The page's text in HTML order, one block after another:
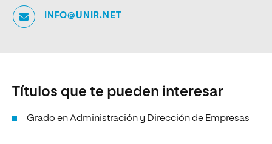
INFO@UNIR.NET
Títulos que te pueden interesar
Grado en Administración y Dirección de Empresas